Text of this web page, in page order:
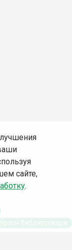
сайте,
.
библиотекаря